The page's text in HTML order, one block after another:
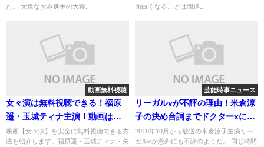
た。 大坂なおみ選手の大躍... 面白くなることは間違...
動画無料視聴
女々演は無料視聴できる！福原
遥・玉城ティナ主演！動画は安
全に見る！
映画【女々演】を安全に無料視聴できる方
法を紹介します。福原遥・玉城ティナ・矢
芸能時事ニュース
リーガルvが不評の理由！米倉涼
子の決め台詞までドクターxにそ
っくり
2018年10月から放送の米倉涼子主演リー
ガルvが意外にも不評のようだ。 同じ時間